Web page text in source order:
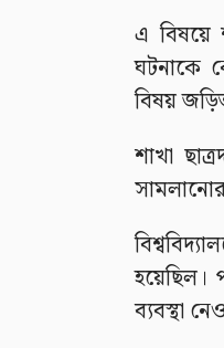
এ বিষয়ে
ঘটনাকে
বিষয়
শাখা
ব্যবস্থা